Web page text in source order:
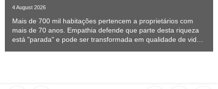
4 August 2026
Mais de 700 mil habitações pertencem a proprietários com
mais de 70 anos. Empathia defende que parte desta riqueza
está "parada" e pode ser transformada em qualidade de vida